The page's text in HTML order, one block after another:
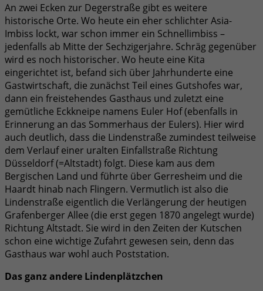
An zwei Ecken zur Degerstraße gibt es weitere
historische Orte. Wo heute ein eher schlichter Asia-
Imbiss lockt, war schon immer ein Schnellimbiss –
jedenfalls ab Mitte der Sechzigerjahre. Schräg gegenüber
wird es noch historischer. Wo heute eine Kita
eingerichtet ist, befand sich über Jahrhunderte eine
Gastwirtschaft, die zunächst Teil eines Gutshofes war,
dann ein freistehendes Gasthaus und zuletzt eine
gemütliche Eckkneipe namens Euler Hof (ebenfalls in
Erinnerung an das Sommerhaus der Eulers). Hier wird
auch deutlich, dass die Lindenstraße zumindest teilweise
dem Verlauf einer uralten Einfallstraße Richtung
Düsseldorf (=Altstadt) folgt. Diese kam aus dem
Bergischen Land und führte über Gerresheim und die
Haardt hinab nach Flingern. Vermutlich ist also die
Lindenstraße eigentlich die Verlängerung der heutigen
Grafenberger Allee (die erst gegen 1870 angelegt wurde)
Richtung Altstadt. Sie wird in den Zeiten der Kutschen
schon eine wichtige Zufahrt gewesen sein, denn das
Gasthaus war wohl auch Poststation.
Das ganz andere Lindenplätzchen